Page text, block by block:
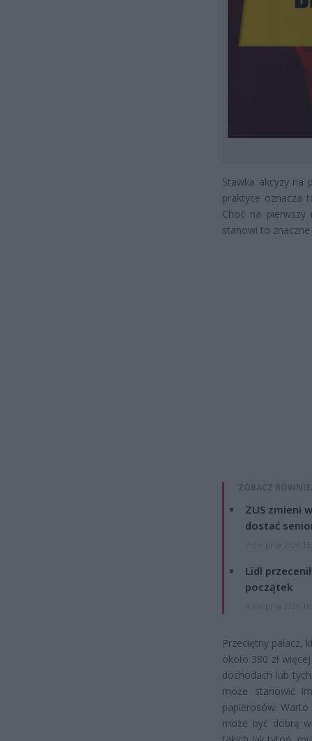
Stawka akcyzy na
praktyce oznacza
Choć na
stanowi to
ZOBACZ
ZUS zmieni
dostać
Lidl
początek
Przeciętny palacz,
około 380 zł
dochodach lub
może stanowić
papierosów.
może być dobrą